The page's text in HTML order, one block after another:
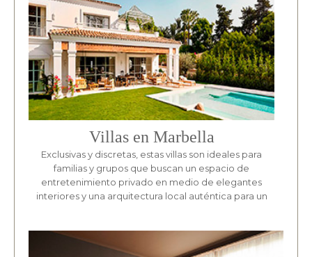
Villas en Marbella
Exclusivas y discretas, estas villas son ideales para
familias y grupos que buscan un espacio de
entretenimiento privado en medio de elegantes
interiores y una arquitectura local auténtica para un